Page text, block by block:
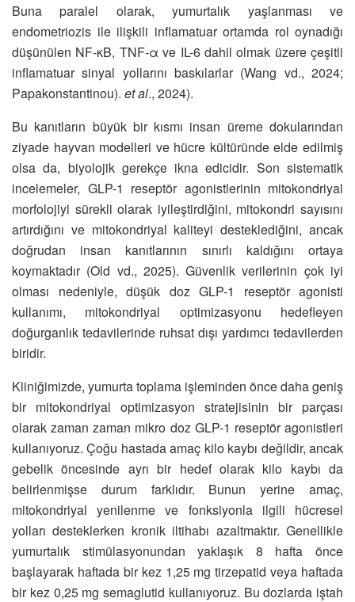
Buna paralel olarak, yumurtalık yaşlanması ve
endometriozis ile ilişkili inflamatuar ortamda rol oynadığı
düşünülen NF-κB, TNF-α ve IL-6 dahil olmak üzere çeşitli
inflamatuar sinyal yollarını baskılarlar (Wang vd., 2024;
Papakonstantinou). et al., 2024).
Bu kanıtların büyük bir kısmı insan üreme dokularından
ziyade hayvan modelleri ve hücre kültüründe elde edilmiş
olsa da, biyolojik gerekçe ikna edicidir. Son sistematik
incelemeler, GLP-1 reseptör agonistlerinin mitokondriyal
morfolojiyi sürekli olarak iyileştirdiğini, mitokondri sayısını
artırdığını ve mitokondriyal kaliteyi desteklediğini, ancak
doğrudan insan kanıtlarının sınırlı kaldığını ortaya
koymaktadır (Old vd., 2025). Güvenlik verilerinin çok iyi
olması nedeniyle, düşük doz GLP-1 reseptör agonisti
kullanımı, mitokondriyal optimizasyonu hedefleyen
doğurganlık tedavilerinde ruhsat dışı yardımcı tedavilerden
biridir.
Kliniğimizde, yumurta toplama işleminden önce daha geniş
bir mitokondriyal optimizasyon stratejisinin bir parçası
olarak zaman zaman mikro doz GLP-1 reseptör agonistleri
kullanıyoruz. Çoğu hastada amaç kilo kaybı değildir, ancak
gebelik öncesinde ayrı bir hedef olarak kilo kaybı da
belirlenmişse durum farklıdır. Bunun yerine amaç,
mitokondriyal yenilenme ve fonksiyonla ilgili hücresel
yolları desteklerken kronik iltihabı azaltmaktır. Genellikle
yumurtalık stimülasyonundan yaklaşık 8 hafta önce
başlayarak haftada bir kez 1,25 mg tirzepatid veya haftada
bir kez 0,25 mg semaglutid kullanıyoruz. Bu dozlarda iştah